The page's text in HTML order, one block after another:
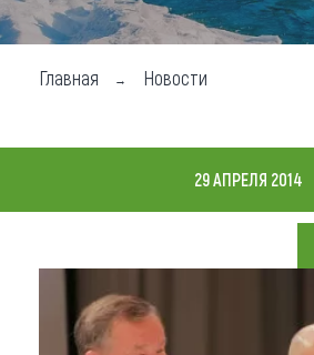
Чем заняться
Где остановиться
Что привезти (сувениры)
О регионе
Главная Новости
29 АПРЕЛЯ 2014